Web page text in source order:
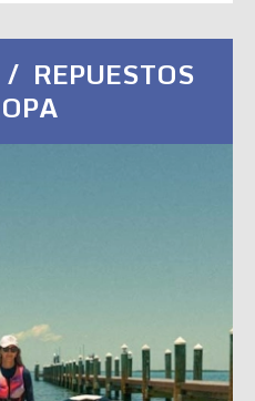
REPUESTOS